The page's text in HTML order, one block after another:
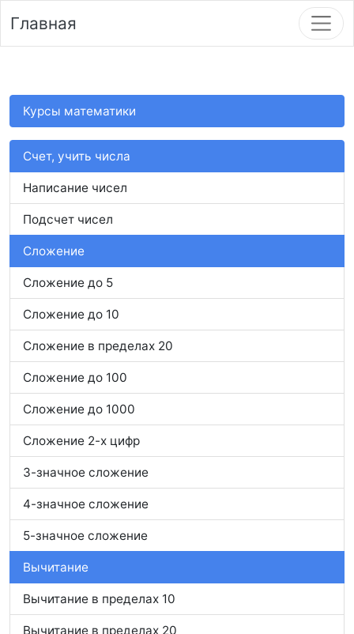
Главная
Курсы математики
Счет, учить числа
Написание чисел
Подсчет чисел
Сложение
Сложение до 5
Сложение до 10
Сложение в пределах 20
Сложение до 100
Сложение до 1000
Сложение 2-х цифр
3-значное сложение
4-значное сложение
5-значное сложение
Вычитание
Вычитание в пределах 10
Вычитание в пределах 20